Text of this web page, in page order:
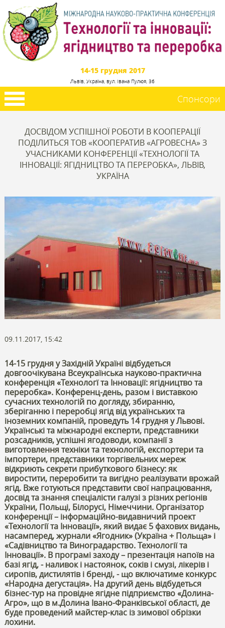
14-15 грудня 2017
Львів, Україна, вул. Івана Пулюя, 36
Спонсори
ДОСВІДОМ УСПІШНОЇ РОБОТИ В КООПЕРАЦІЇ
ПОДІЛИТЬСЯ ТОВ «КООПЕРАТИВ «АГРОВЕСНА» З
УЧАСНИКАМИ КОНФЕРЕНЦІЇ «ТЕХНОЛОГІЇ ТА
ІННОВАЦІЇ: ЯГІДНИЦТВО ТА ПЕРЕРОБКА», ЛЬВІВ,
УКРАЇНА
09.11.2017, 15:42
14-15 грудня у Західній Україні відбудеться
довгоочікувана Всеукраїнська науково-практична
конференція «Технологї та Інновації: ягідництво та
переробка». Конференц-день, разом і виставкою
сучасних технологій по догляду, збиранню,
зберіганню і переробці ягід від українських та
іноземних компаній, проведуть 14 грудня у Львові.
Українські та міжнародні експерти, представники
розсадників, успішні ягодоводи, компанії з
виготовлення техніки та технологій, експортери та
імпортери, представники торгівельних мереж
відкриють секрети прибуткового бізнесу: як
виростити, переробити та вигідно реалізувати врожай
ягід. Вже готуються представити свої напрацювання,
досвід та знання спеціалісти галузі з різних регіонів
України, Польщі, Білорусі, Німеччини. Організатор
конференції – інформаційно-видавничий проект
«Технології та Інновації», який видає 5 фахових видань,
насамперед, журнали «Ягодник» (Україна + Польща» і
«Садівництво та Виноградарство. Технології та
Інновації». В програмі заходу – презентація напоїв на
базі ягід, - наливок і настоянок, соків і смузі, лікерів і
сиропів, дистилятів і бренді, - що включатиме конкурс
«Народна дегустація». На другий день відбудеться
бізнес-тур на провідне ягідне підприємство «Долина-
Агро», що в м.Долина Івано-Франківської області, де
буде проведений майстер-клас із зимової обрізки
лохини.